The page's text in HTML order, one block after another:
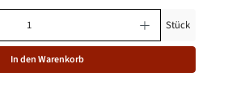
Wert ein oder benutze die
Stück
In den Warenkorb